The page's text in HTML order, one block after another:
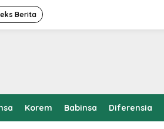
Berita
Korem Babinsa Diferensia